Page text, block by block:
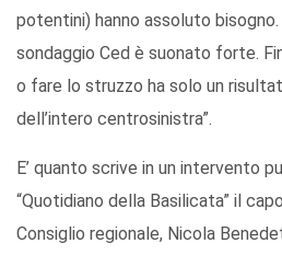
potentini) hanno assoluto
sondaggio Ced è suonato forte.
o fare lo struzzo ha solo un
dell’intero centrosinistra”.
E’ quanto scrive in un intervento
“Quotidiano della Basilicata” il
Consiglio regionale, Nicola